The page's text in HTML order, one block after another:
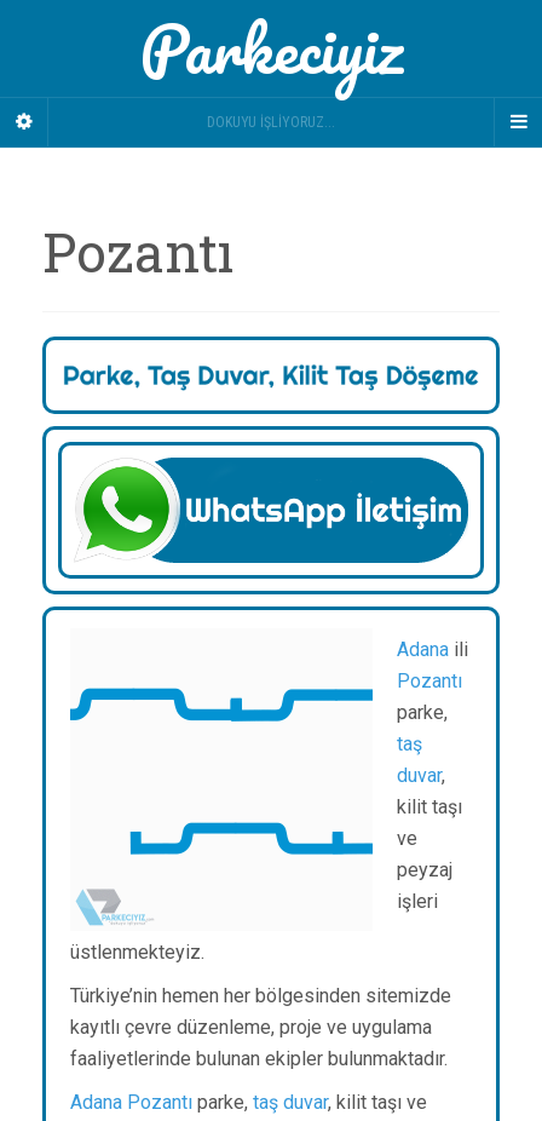
Parkeciyiz
DOKUYU İŞLIYORUZ...
Pozantı
Adana ili
Pozantı
parke,
taş
duvar,
kilit taşı
ve
peyzaj
işleri
üstlenmekteyiz.
Türkiye’nin hemen her bölgesinden sitemizde
kayıtlı çevre düzenleme, proje ve uygulama
faaliyetlerinde bulunan ekipler bulunmaktadır.
Adana Pozantı parke, taş duvar, kilit taşı ve